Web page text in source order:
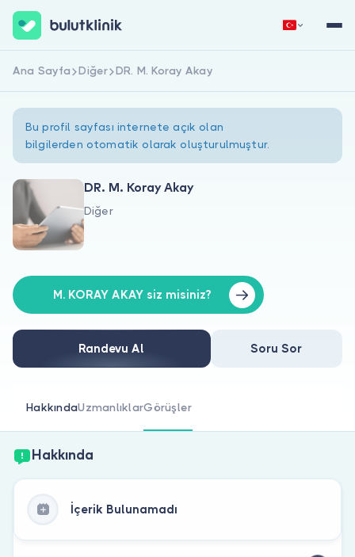
Hakkımızda
Doktorlar için
Doktor musunuz?
Hemen Kaydol
Ana Sayfa Diğer DR. M. Koray Akay
Bu profil sayfası internete açık olan
bilgilerden otomatik olarak oluşturulmuştur.
DR. M. Koray Akay
Diğer
M. KORAY AKAY siz misiniz?
Randevu Al Soru Sor
HakkındaUzmanlıklarGörüşler
Hakkında
İçerik Bulunamadı